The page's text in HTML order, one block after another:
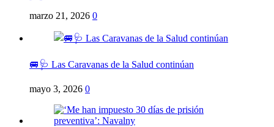
marzo 21, 2026 0
🚐🩺 Las Caravanas de la Salud continúan
mayo 3, 2026 0